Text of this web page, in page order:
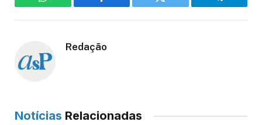
WhatsApp Facebook Twitter Telegram
Redação
Notícias Relacionadas